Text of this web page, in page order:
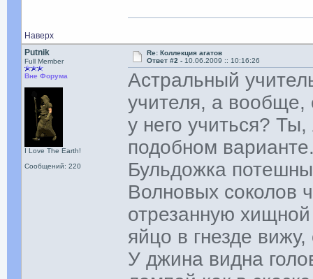
Наверх
Putnik
Full Member
Вне Форума
I Love The Earth!
Сообщений: 220
Re: Коллекция агатов
Ответ #2 - 10.06.2009 :: 10:16:26
Астральный
учителя, а вообще,
у него учиться?
подобном
Бульдожка
Волновых соколов
отрезанную
яйцо в гнезде вижу,
У джина видна